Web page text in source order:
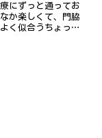
にずっと通ってお
か楽しくて、門脇
く似合うちょっと